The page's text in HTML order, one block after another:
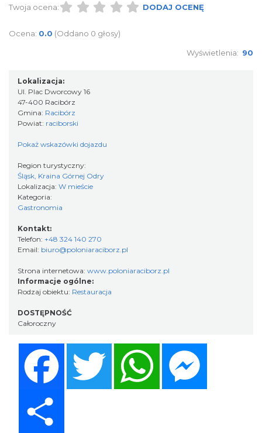
Twoja ocena:
DODAJ OCENĘ
Ocena: 0.0 (Oddano 0 głosy)
Wyświetlenia: 90
Lokalizacja:
Ul. Plac Dworcowy 16
47-400 Racibórz
Gmina: Racibórz
Powiat: raciborski
Pokaż wskazówki dojazdu
Region turystyczny:
Śląsk, Kraina Górnej Odry
Lokalizacja: W mieście
Kategoria:
Gastronomia
Kontakt:
Telefon: +48 324 140 270
Email: biuro@poloniaraciborz.pl
Strona internetowa: www.poloniaraciborz.pl
Informacje ogólne:
Rodzaj obiektu: Restauracja
DOSTĘPNOŚĆ
Całoroczny
Twitter WhatsApp